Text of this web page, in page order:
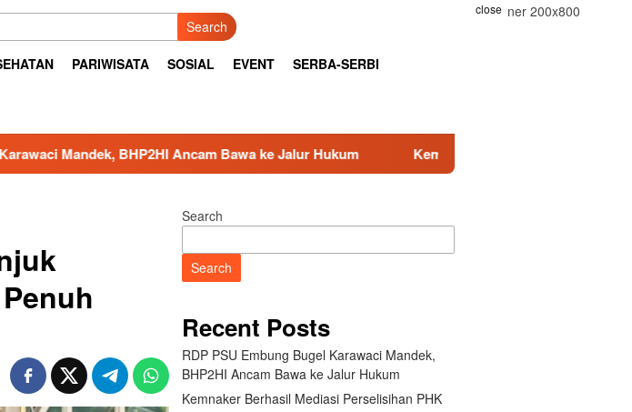
close
Search
PARIWISATA SOSIAL EVENT SERBA-SERBI
Ancam Bawa ke Jalur Hukum Kemnaker Berhasil Mediasi Perselisihan PHK PT Amos
Search
Search
Recent Posts
RDP PSU Embung Bugel Karawaci Mandek,
BHP2HI Ancam Bawa ke Jalur Hukum
Kemnaker Berhasil Mediasi Perselisihan PHK